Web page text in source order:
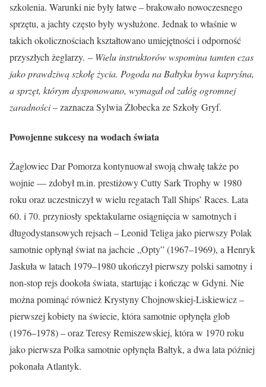
szkolenia. Warunki nie były łatwe – brakowało nowoczesnego
sprzętu, a jachty często były wysłużone. Jednak to właśnie w
takich okolicznościach kształtowano umiejętności i odporność
przyszłych żeglarzy. – Wielu instruktorów wspomina tamten czas
jako prawdziwą szkołę życia. Pogoda na Bałtyku bywa kapryśna,
a sprzęt, którym dysponowano, wymagał od załóg ogromnej
zaradności– zaznacza Sylwia Żłobecka ze Szkoły Gryf.
Powojenne sukcesy na wodach świata
Żaglowiec Dar Pomorza kontynuował swoją chwałę także po
wojnie — zdobył m.in. prestiżowy Cutty Sark Trophy w 1980
roku oraz uczestniczył w wielu regatach Tall Ships’ Races. Lata
60. i 70. przyniosły spektakularne osiągnięcia w samotnych i
długodystansowych rejsach – Leonid Teliga jako pierwszy Polak
samotnie opłynął świat na jachcie „Opty” (1967–1969), a Henryk
Jaskuła w latach 1979–1980 ukończył pierwszy polski samotny i
non-stop rejs dookoła świata, startując i kończąc w Gdyni. Nie
można pominąć również Krystyny Chojnowskiej-Liskiewicz –
pierwszej kobiety na świecie, która samotnie opłynęła glob
(1976–1978) – oraz Teresy Remiszewskiej, która w 1970 roku
jako pierwsza Polka samotnie opłynęła Bałtyk, a dwa lata później
pokonała Atlantyk.